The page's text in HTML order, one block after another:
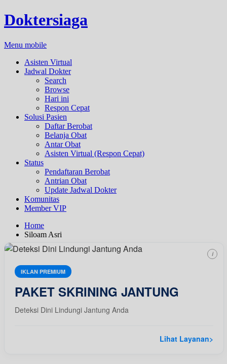
Doktersiaga
Menu mobile
Asisten Virtual
Jadwal Dokter
Search
Browse
Hari ini
Respon Cepat
Solusi Pasien
Daftar Berobat
Belanja Obat
Antar Obat
Asisten Virtual (Respon Cepat)
Status
Pendaftaran Berobat
Antrian Obat
Update Jadwal Dokter
Komunitas
Member VIP
Home
Siloam Asri
IKLAN PREMIUM
PAKET SKRINING JANTUNG
Deteksi Dini Lindungi Jantung Anda
Lihat Layanan>
i